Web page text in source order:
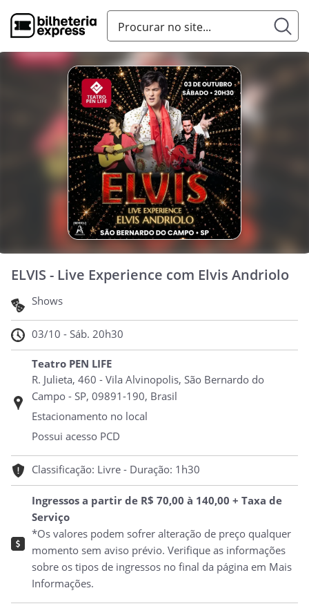
ELVIS - Live Experience com Elvis Andriolo
Shows
03/10 - Sáb. 20h30
Teatro PEN LIFE
R. Julieta, 460 - Vila Alvinopolis, São Bernardo do
Campo - SP, 09891-190, Brasil
Estacionamento no local
Possui acesso PCD
Classificação: Livre - Duração: 1h30
Ingressos a partir de R$ 70,00 à 140,00 + Taxa de
Serviço
*Os valores podem sofrer alteração de preço qualquer
momento sem aviso prévio. Verifique as informações
sobre os tipos de ingressos no final da página em Mais
Informações.